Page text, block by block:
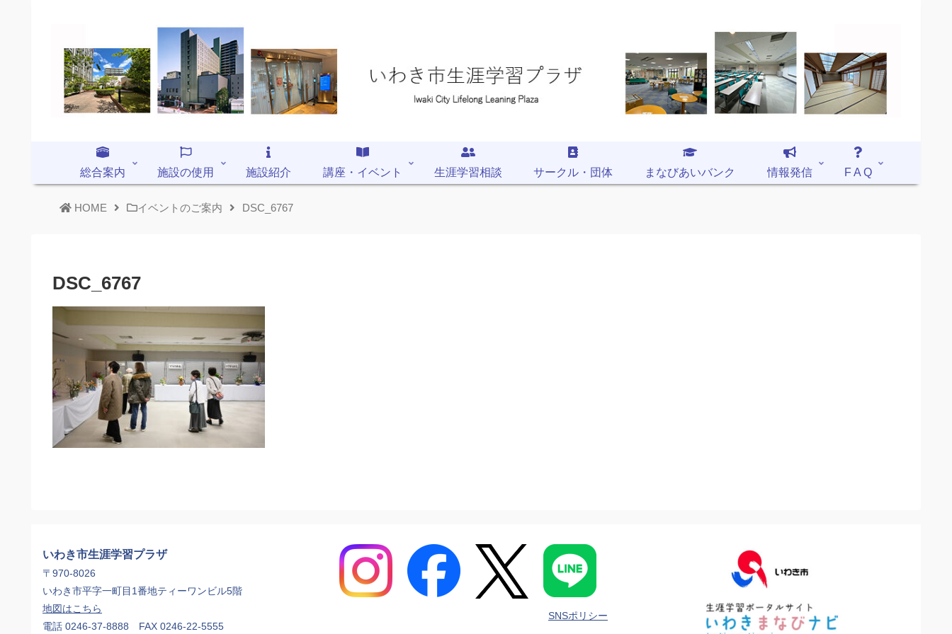
総合案内 施設の使用 施設紹介 講座・イベント 生涯学習相談 サークル・団体 まなびあいバンク 情報発信 F A Q
HOME イベントのご案内 DSC_6767
DSC_6767
いわき市生涯学習プラザ
〒970-8026
いわき市平字一町目1番地ティーワンビル5階
地図はこちら
電話 0246-37-8888 FAX 0246-22-5555
SNSポリシー